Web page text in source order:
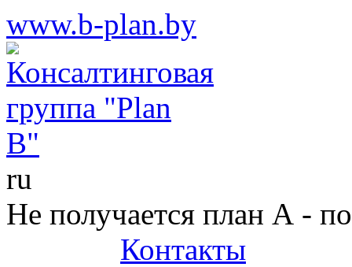
www.b-plan.by
ru
Не получается план А -
Контакты